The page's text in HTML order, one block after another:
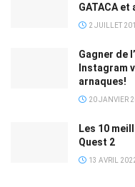
GATACA et
2 JUILLET
Gagner de
Instagram
arnaques!
20 JANVIER
Les 10
Quest 2
13 AVRIL